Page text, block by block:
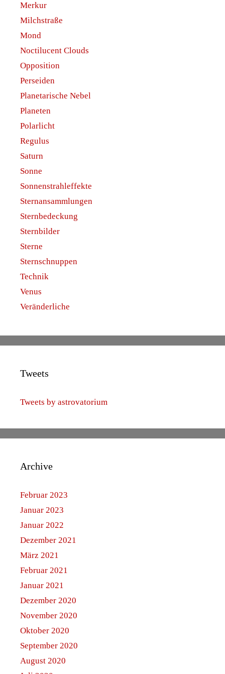
Merkur
Milchstraße
Mond
Noctilucent Clouds
Opposition
Perseiden
Planetarische Nebel
Planeten
Polarlicht
Regulus
Saturn
Sonne
Sonnenstrahleffekte
Sternansammlungen
Sternbedeckung
Sternbilder
Sterne
Sternschnuppen
Technik
Venus
Veränderliche
Tweets
Tweets by astrovatorium
Archive
Februar 2023
Januar 2023
Januar 2022
Dezember 2021
März 2021
Februar 2021
Januar 2021
Dezember 2020
November 2020
Oktober 2020
September 2020
August 2020